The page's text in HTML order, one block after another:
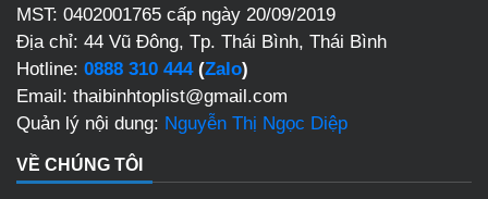
MST: 0402001765 cấp ngày 20/09/2019
Địa chỉ: 44 Vũ Đông, Tp. Thái Bình, Thái Bình
Hotline: 0888 310 444(Zalo)
Email: thaibinhtoplist@gmail.com
Quản lý nội dung: Nguyễn Thị Ngọc Diệp
VỀ CHÚNG TÔI